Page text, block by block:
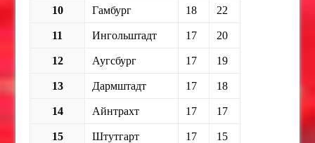
10 Гамбург 18 22
11 Ингольштадт 17 20
12 Аугсбург 17 19
13 Дармштадт 17 18
14 Айнтрахт 17 17
15 Штутгарт 17 15